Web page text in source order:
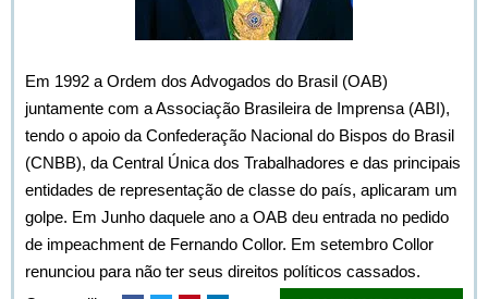
Em 1992 a Ordem dos Advogados do Brasil (OAB)
juntamente com a Associação Brasileira de Imprensa (ABI),
tendo o apoio da Confederação Nacional do Bispos do Brasil
(CNBB), da Central Única dos Trabalhadores e das principais
entidades de representação de classe do país, aplicaram um
golpe. Em Junho daquele ano a OAB deu entrada no pedido
de impeachment de Fernando Collor. Em setembro Collor
renunciou para não ter seus direitos políticos cassados.